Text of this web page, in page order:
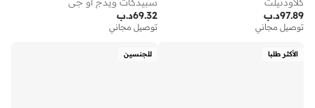
د.ب97.89
توصيل مجاني
د.ب69.32
توصيل مجاني
الأكثر طلبا للجنسين